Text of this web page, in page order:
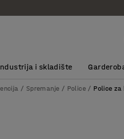
i skladište
Spremanje Police Police za